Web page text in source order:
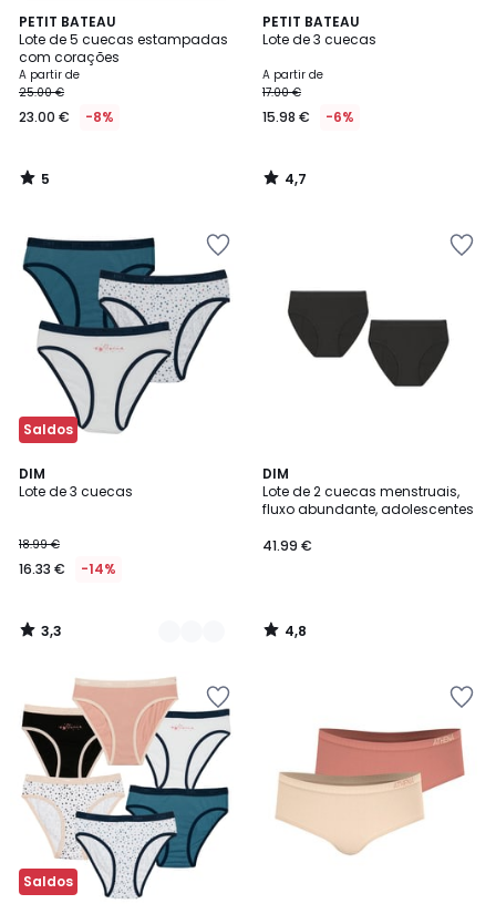
PETIT BATEAU
Lote de 5 cuecas estampadas
com corações
A partir de
25.00 €
23.00 € -8%
5
/
5
5
/
PETIT BATEAU
Lote de 3 cuecas
A partir de
17.00 €
15.98 € -6%
4,7
/ 5
4,7
/
Saldos
DIM
Lote de 3 cuecas
18.99 €
16.33 € -14%
3,3
/ 5
2
Cores
3,3
/
DIM
Lote de 2 cuecas menstruais,
fluxo abundante, adolescentes
41.99 €
4,8
/ 5
4,8
/
Saldos